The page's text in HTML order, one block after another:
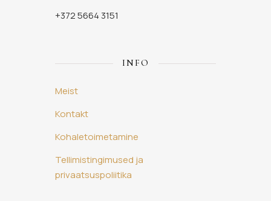
+372 5664 3151
INFO
Meist
Kontakt
Kohaletoimetamine
Tellimistingimused ja
privaatsuspoliitika